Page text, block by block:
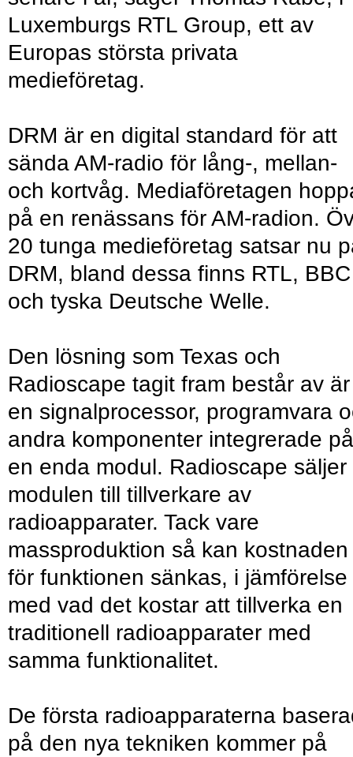
Luxemburgs RTL Group, ett av
Europas största privata
medieföretag.
DRM är en digital standard för att
sända AM-radio för lång-, mellan-
och kortvåg. Mediaföretagen
på en renässans för AM-radion.
20 tunga medieföretag satsar nu
DRM, bland dessa finns RTL, BBC
och tyska Deutsche Welle.
Den lösning som Texas och
Radioscape tagit fram består av är
en signalprocessor, programvara
andra komponenter integrerade på
en enda modul. Radioscape säljer
modulen till tillverkare av
radioapparater. Tack vare
massproduktion så kan kostnaden
för funktionen sänkas, i jämförelse
med vad det kostar att tillverka en
traditionell radioapparater med
samma funktionalitet.
De första radioapparaterna
på den nya tekniken kommer på